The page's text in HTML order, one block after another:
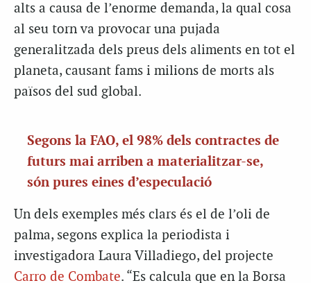
alts a causa de l’enorme demanda, la qual cosa
al seu torn va provocar una pujada
generalitzada dels preus dels aliments en tot el
planeta, causant fams i milions de morts als
països del sud global.
Segons la FAO, el 98% dels contractes de
futurs mai arriben a materialitzar-se,
són pures eines d’especulació
Un dels exemples més clars és el de l’oli de
palma, segons explica la periodista i
investigadora Laura Villadiego, del projecte
Carro de Combate. “Es calcula que en la Borsa